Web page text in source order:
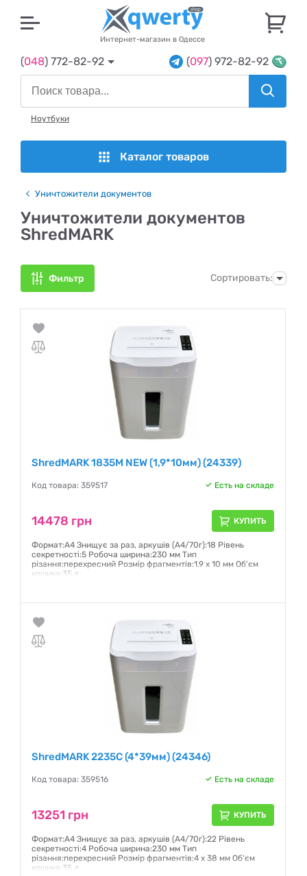
Интернет-магазин в Одессе
(048) 772-82-92 (097) 972-82-92
Ноутбуки
Каталог товаров
Уничтожители документов
Уничтожители документов
ShredMARK
Фильтр Сортировать:
ShredMARK 1835M NEW (1,9*10мм) (24339)
Код товара: 359517 Есть на складе
14478 грн КУПИТЬ
Формат:А4 Знищує за раз, аркушів (А4/70г):18 Рівень
секретності:5 Робоча ширина:230 мм Тип
різання:перехресний Розмір фрагментів:1.9 х 10 мм Об'єм
кошика:35 л
ShredMARK 2235C (4*39мм) (24346)
Код товара: 359516 Есть на складе
13251 грн КУПИТЬ
Формат:А4 Знищує за раз, аркушів (А4/70г):22 Рівень
секретності:4 Робоча ширина:230 мм Тип
різання:перехресний Розмір фрагментів:4 х 38 мм Об'єм
кошика:35 л